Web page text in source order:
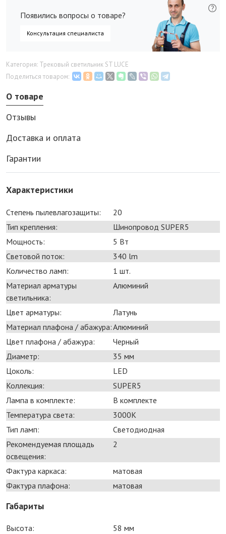
Появились вопросы о товаре?
Консультация специалиста
Категория: Трековый светильник ST LUCE
Поделиться товаром:
О товаре
Отзывы
Доставка и оплата
Гарантии
Характеристики
Степень пылевлагозащиты:
20
Тип крепления:
Шинопровод SUPER5
Мощность:
5 Bт
Световой поток:
340 lm
Количество ламп:
1 шт.
Материал арматуры
светильника:
Алюминий
Цвет арматуры:
Латунь
Материал плафона / абажура:Алюминий
Цвет плафона / абажура:
Черный
Диаметр:
35 мм
Цоколь:
LED
Коллекция:
SUPER5
Лампа в комплекте:
В комплекте
Температура света:
3000K
Тип ламп:
Светодиодная
Рекомендуемая площадь
освещения:
2
Фактура каркаса:
матовая
Фактура плафона:
матовая
Габариты
Высота: 58 мм